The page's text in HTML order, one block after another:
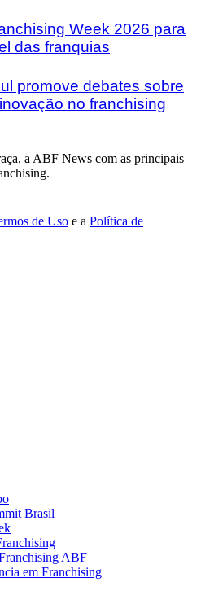
Week 2026 para
das franquias
promove debates sobre
no franchising
a ABF News com as principais
de Uso e a Política de
Brasil
ABF
em Franchising